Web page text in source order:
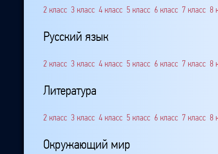
2 класс 3 класс 4 класс 5 класс 6 класс 7 класс 8
Русский язык
2 класс 3 класс 4 класс 5 класс 6 класс 7 класс 8
Литература
2 класс 3 класс 4 класс 5 класс 6 класс 7 класс 8
Окружающий мир